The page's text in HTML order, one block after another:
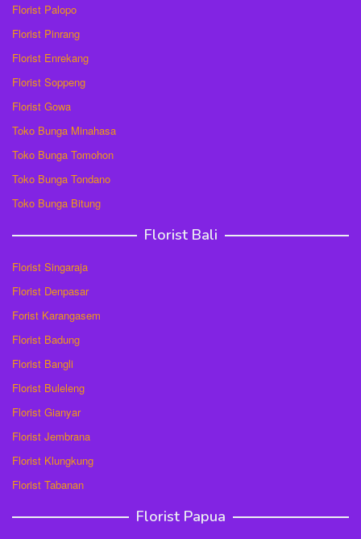
Florist Palopo
Florist Pinrang
Florist Enrekang
Florist Soppeng
Florist Gowa
Toko Bunga Minahasa
Toko Bunga Tomohon
Toko Bunga Tondano
Toko Bunga Bitung
Florist Bali
Florist Singaraja
Florist Denpasar
Forist Karangasem
Florist Badung
Florist Bangli
Florist Buleleng
Florist Gianyar
Florist Jembrana
Florist Klungkung
Florist Tabanan
Florist Papua